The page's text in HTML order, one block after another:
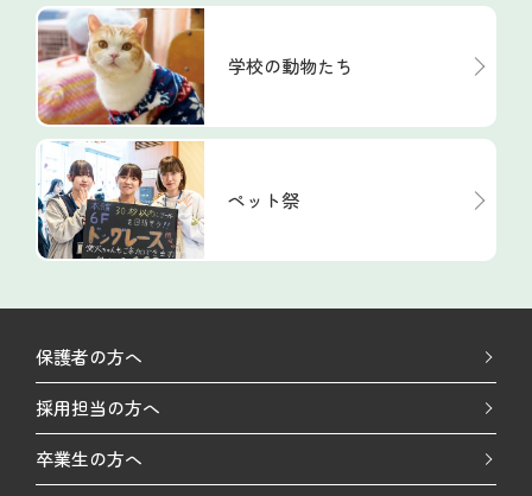
学校の動物たち
ペット祭
保護者の方へ
採用担当の方へ
卒業生の方へ